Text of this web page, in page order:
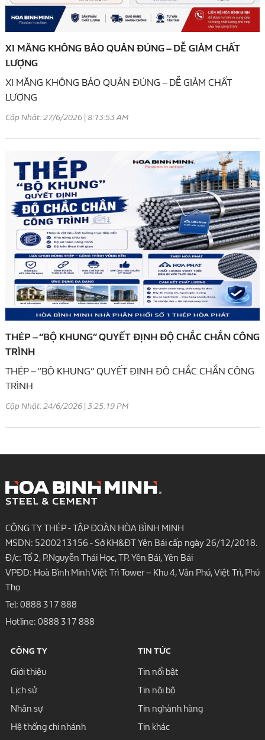
XI MĂNG KHÔNG BẢO QUẢN ĐÚNG – DỄ GIẢM CHẤT
LƯỢNG
XI MĂNG KHÔNG BẢO QUẢN ĐÚNG – DỄ GIẢM CHẤT
LƯỢNG
Cập Nhật: 27/6/2026 | 8:13:53 AM
THÉP – “BỘ KHUNG” QUYẾT ĐỊNH ĐỘ CHẮC CHẮN CÔNG
TRÌNH
THÉP – “BỘ KHUNG” QUYẾT ĐỊNH ĐỘ CHẮC CHẮN CÔNG
TRÌNH
Cập Nhật: 24/6/2026 | 3:25:19 PM
CÔNG TY THÉP - TẬP ĐOÀN HÒA BÌNH MINH
MSDN: 5200213156 - Sở KH&ĐT Yên Bái cấp ngày 26/12/2018.
Đ/c: Tổ 2, P.Nguyễn Thái Học, TP. Yên Bái, Yên Bái
VPĐD: Hoà Bình Minh Việt Trì Tower – Khu 4, Vân Phú, Việt Trì, Phú
Thọ
Tel: 0888 317 888
Hotline: 0888 317 888
CÔNG TY
Giới thiệu
Lịch sử
Nhân sự
Hệ thống chi nhánh
TIN TỨC
Tin nổi bật
Tin nội bộ
Tin nghành hàng
Tin khác